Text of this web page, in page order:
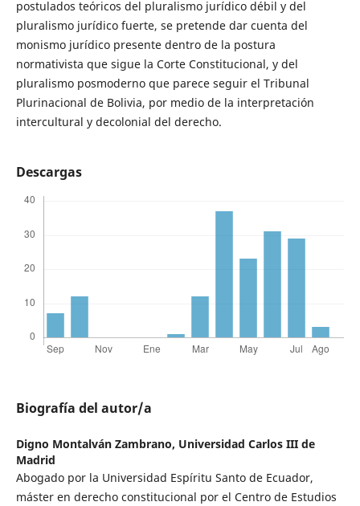
postulados teóricos del pluralismo jurídico débil y del
pluralismo jurídico fuerte, se pretende dar cuenta del
monismo jurídico presente dentro de la postura
normativista que sigue la Corte Constitucional, y del
pluralismo posmoderno que parece seguir el Tribunal
Plurinacional de Bolivia, por medio de la interpretación
intercultural y decolonial del derecho.
Descargas
Biografía del autor/a
Digno Montalván Zambrano, Universidad Carlos III de
Madrid
Abogado por la Universidad Espíritu Santo de Ecuador,
máster en derecho constitucional por el Centro de Estudios